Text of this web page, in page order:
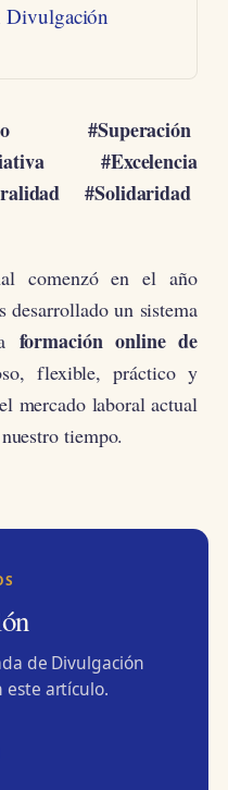
Divulgación
#Superación
#Excelencia
#Solidaridad
comenzó en el año
desarrollado un sistema
formación online de
flexible, práctico y
mercado laboral actual
tiempo.
de Divulgación
este artículo.